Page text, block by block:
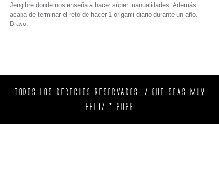
Jengibre donde nos enseña a hacer súper manualidades. Además
acaba de terminar el reto de hacer 1 origami diario durante un año.
Bravo.
TODOS LOS DERECHOS RESERVADOS. / QUE SEAS MUY
FELIZ © 2026